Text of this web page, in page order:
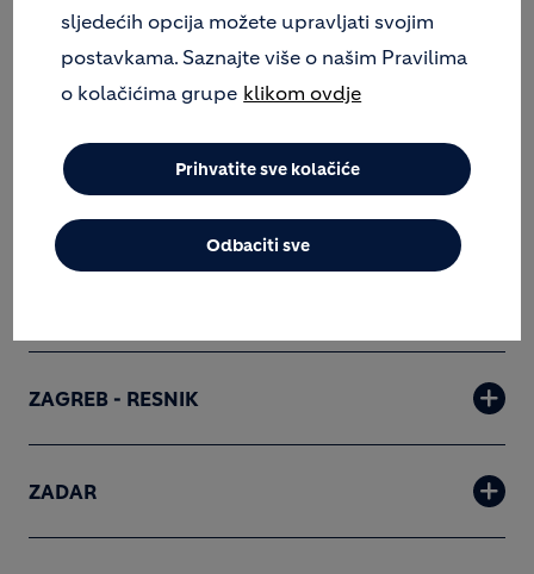
TOTOVEC
ZAGREB - RESNIK
ZADAR
sljedećih opcija možete upravljati svojim
postavkama. Saznajte više o našim Pravilima
o kolačićima grupe klikom ovdje
Prihvatite sve kolačiće
Odbaciti sve